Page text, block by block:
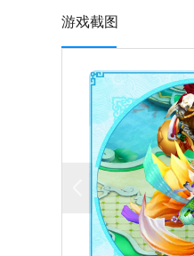
游戏截图